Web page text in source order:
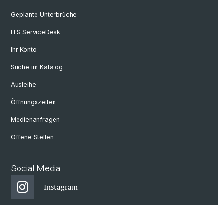
Geplante Unterbrüche
ITS ServiceDesk
Ihr Konto
Suche im Katalog
Ausleihe
Öffnungszeiten
Medienanfragen
Offene Stellen
Social Media
Instagram